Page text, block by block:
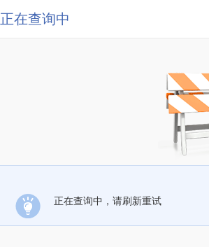
正在查询中
正在查询中，请刷新重试